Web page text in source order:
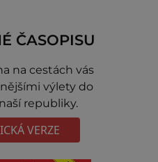
ČASOPISU
na cestách vás
výlety do
republiky.
VERZE